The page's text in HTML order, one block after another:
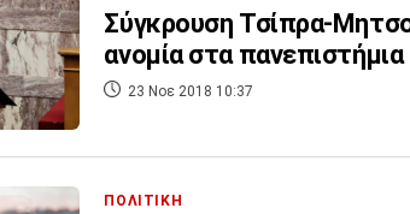
Σύγκρουση Τσίπρα-
ανομία στα
23 Νοε 2018 10:37
ΠΟΛΙΤΙΚΗ